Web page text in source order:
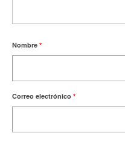
Nombre *
Correo electrónico *